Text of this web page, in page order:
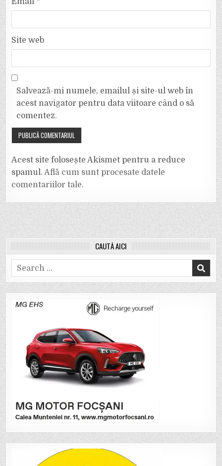
Site web
Salvează-mi numele, emailul și site-ul web în
acest navigator pentru data viitoare când o să
comentez.
Acest site folosește Akismet pentru a reduce
spamul.Află cum sunt procesate datele
comentariilor tale.
CAUTĂ AICI
Search
for: